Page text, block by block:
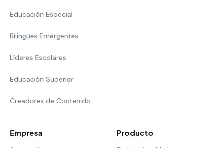
Educación Especial
Bilingües Emergentes
Líderes Escolares
Educación Superior
Creadores de Contenido
Empresa Producto